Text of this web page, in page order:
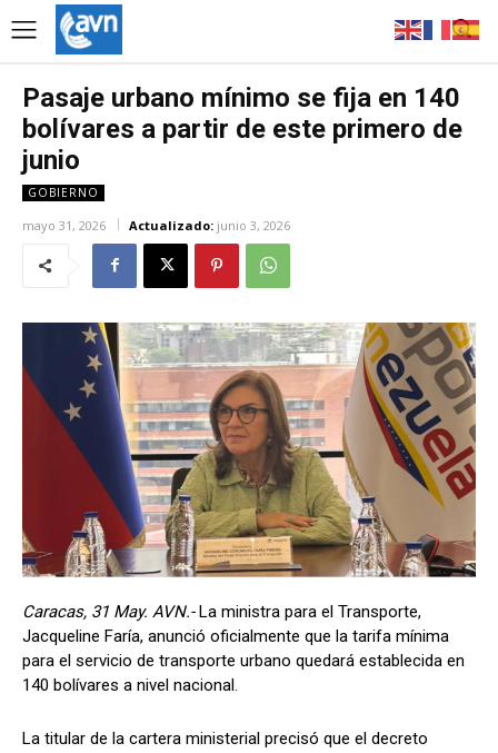
Pasaje urbano mínimo se fija en 140
bolívares a partir de este primero de
junio
GOBIERNO
mayo 31, 2026 Actualizado: junio 3, 2026
Caracas, 31 May. AVN.-La ministra para el Transporte,
Jacqueline Faría, anunció oficialmente que la tarifa mínima
para el servicio de transporte urbano quedará establecida en
140 bolívares a nivel nacional.
La titular de la cartera ministerial precisó que el decreto